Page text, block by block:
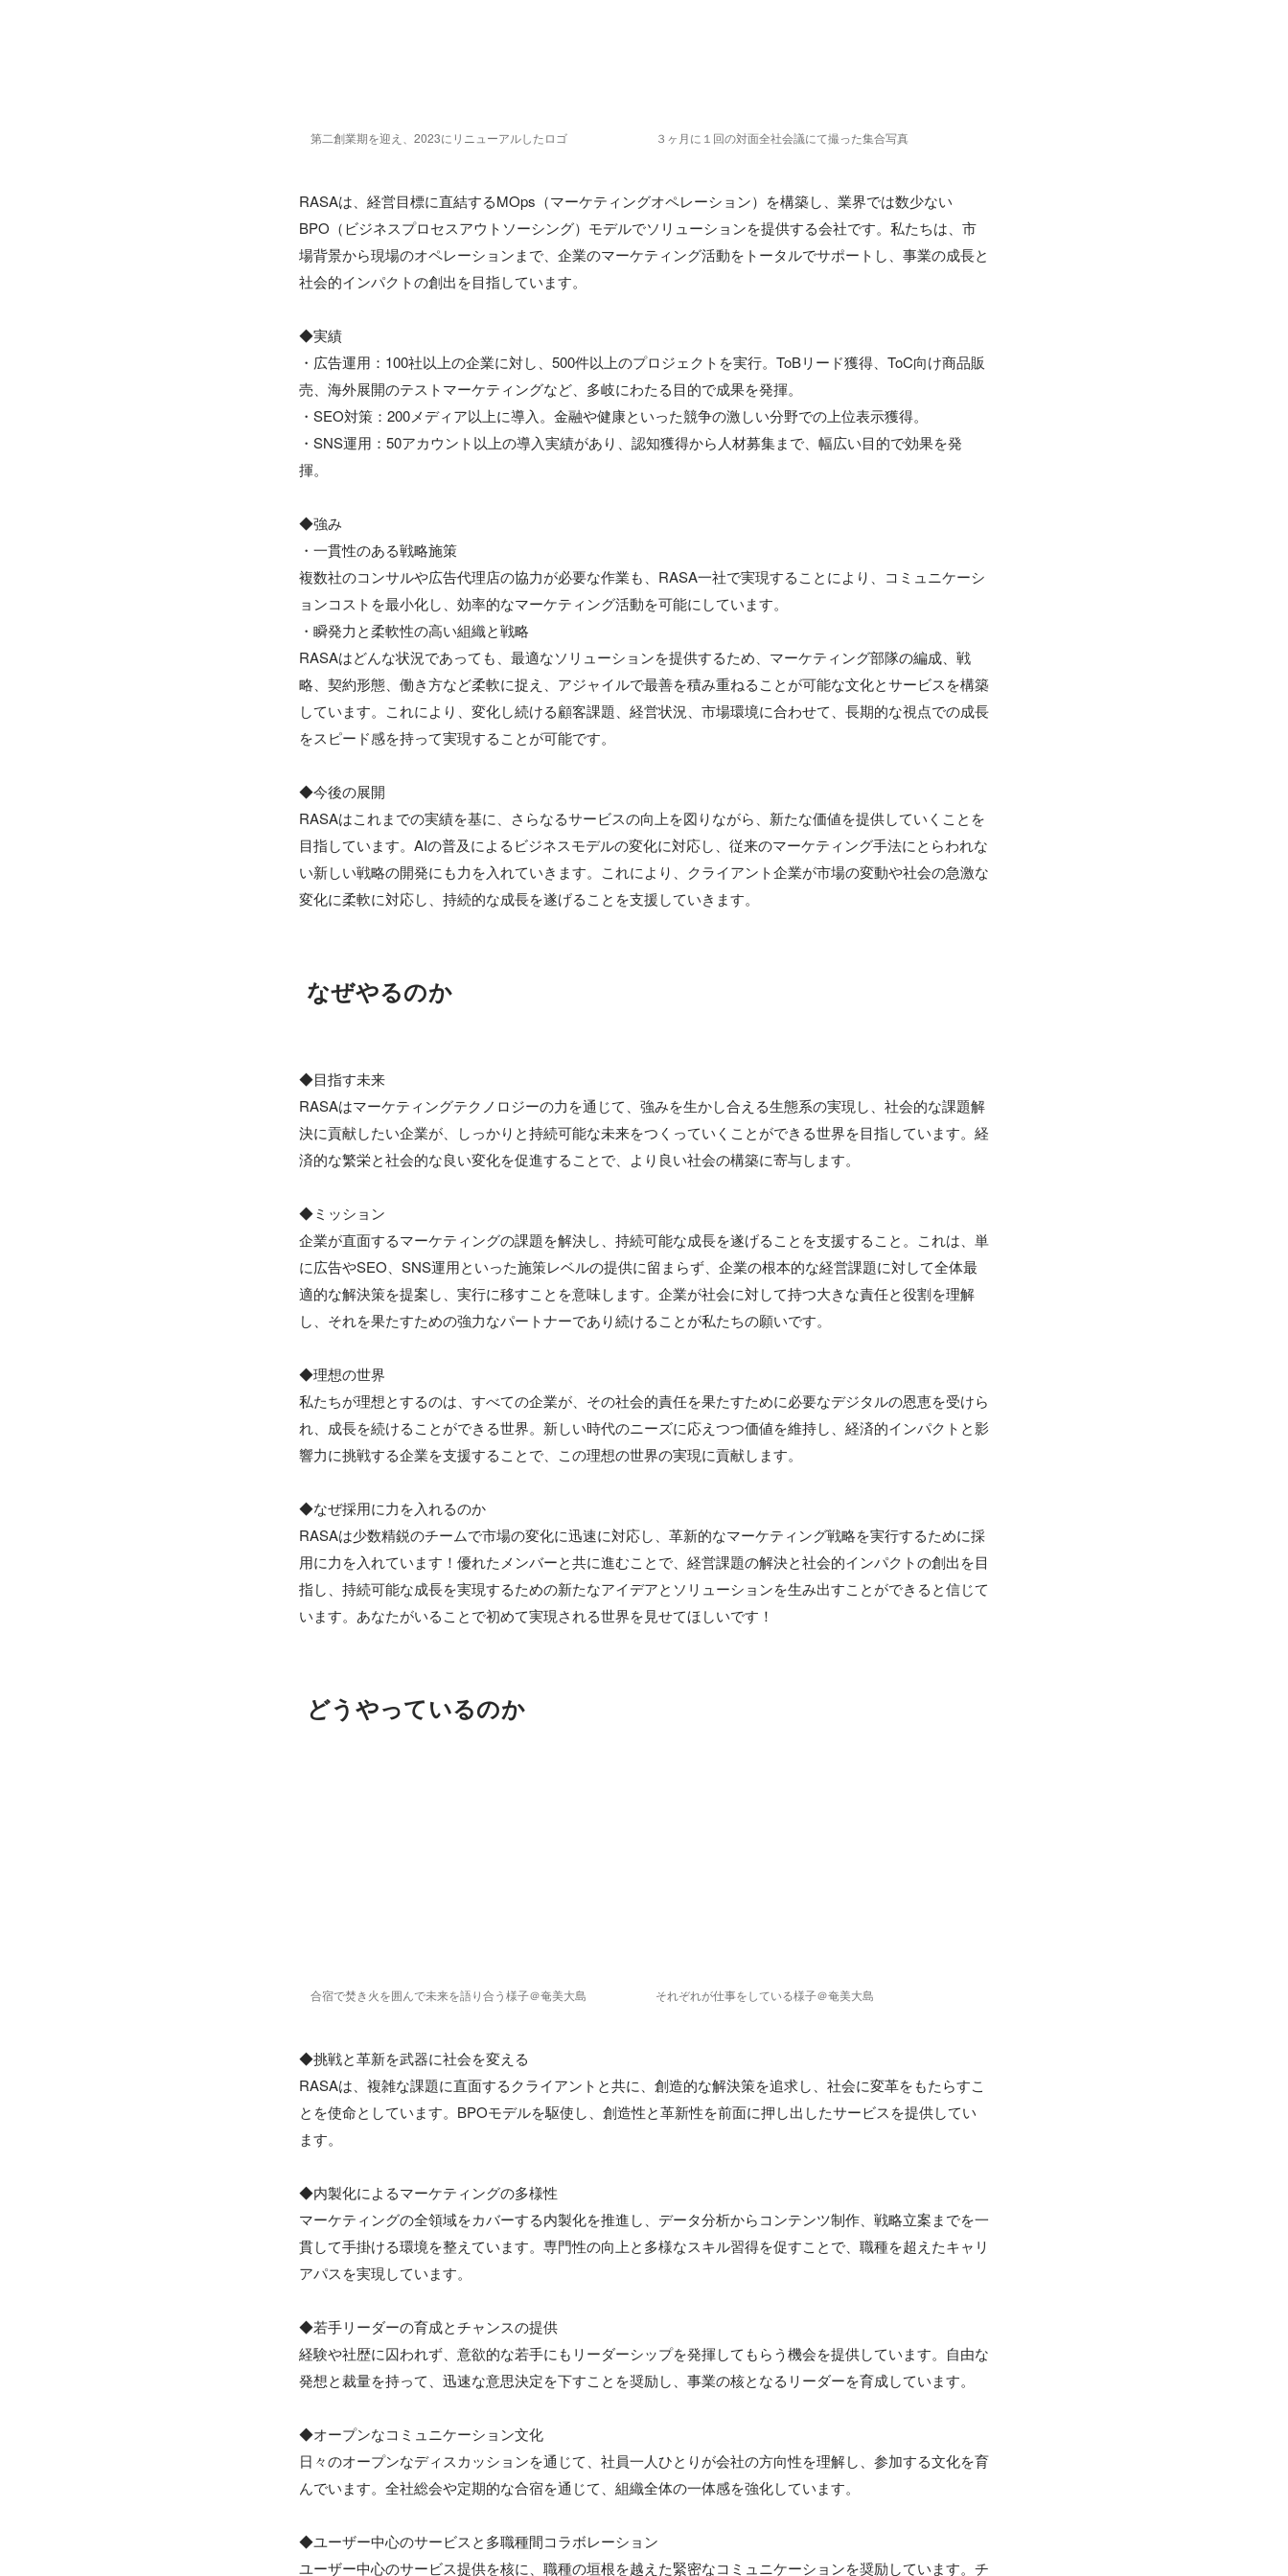
第二創業期を迎え、2023にリニューアルしたロゴ ３ヶ月に１回の対面全社会議にて撮った集合写真
RASAは、経営目標に直結するMOps（マーケティングオペレーション）を構築し、業界では数少ない
BPO（ビジネスプロセスアウトソーシング）モデルでソリューションを提供する会社です。私たちは、市
場背景から現場のオペレーションまで、企業のマーケティング活動をトータルでサポートし、事業の成長と
社会的インパクトの創出を目指しています。
◆実績
・広告運用：100社以上の企業に対し、500件以上のプロジェクトを実行。ToBリード獲得、ToC向け商品販
売、海外展開のテストマーケティングなど、多岐にわたる目的で成果を発揮。
・SEO対策：200メディア以上に導入。金融や健康といった競争の激しい分野での上位表示獲得。
・SNS運用：50アカウント以上の導入実績があり、認知獲得から人材募集まで、幅広い目的で効果を発
揮。
◆強み
・一貫性のある戦略施策
複数社のコンサルや広告代理店の協力が必要な作業も、RASA一社で実現することにより、コミュニケーシ
ョンコストを最小化し、効率的なマーケティング活動を可能にしています。
・瞬発力と柔軟性の高い組織と戦略
RASAはどんな状況であっても、最適なソリューションを提供するため、マーケティング部隊の編成、戦
略、契約形態、働き方など柔軟に捉え、アジャイルで最善を積み重ねることが可能な文化とサービスを構築
しています。これにより、変化し続ける顧客課題、経営状況、市場環境に合わせて、長期的な視点での成長
をスピード感を持って実現することが可能です。
◆今後の展開
RASAはこれまでの実績を基に、さらなるサービスの向上を図りながら、新たな価値を提供していくことを
目指しています。AIの普及によるビジネスモデルの変化に対応し、従来のマーケティング手法にとらわれな
い新しい戦略の開発にも力を入れていきます。これにより、クライアント企業が市場の変動や社会の急激な
なぜやるのか
◆目指す未来
RASAはマーケティングテクノロジーの力を通じて、強みを生かし合える生態系の実現し、社会的な課題解
決に貢献したい企業が、しっかりと持続可能な未来をつくっていくことができる世界を目指しています。経
済的な繁栄と社会的な良い変化を促進することで、より良い社会の構築に寄与します。
◆ミッション
企業が直面するマーケティングの課題を解決し、持続可能な成長を遂げることを支援すること。これは、単
に広告やSEO、SNS運用といった施策レベルの提供に留まらず、企業の根本的な経営課題に対して全体最
適的な解決策を提案し、実行に移すことを意味します。企業が社会に対して持つ大きな責任と役割を理解
し、それを果たすための強力なパートナーであり続けることが私たちの願いです。
◆理想の世界
私たちが理想とするのは、すべての企業が、その社会的責任を果たすために必要なデジタルの恩恵を受けら
れ、成長を続けることができる世界。新しい時代のニーズに応えつつ価値を維持し、経済的インパクトと影
響力に挑戦する企業を支援することで、この理想の世界の実現に貢献します。
◆なぜ採用に力を入れるのか
RASAは少数精鋭のチームで市場の変化に迅速に対応し、革新的なマーケティング戦略を実行するために採
用に力を入れています！優れたメンバーと共に進むことで、経営課題の解決と社会的インパクトの創出を目
指し、持続可能な成長を実現するための新たなアイデアとソリューションを生み出すことができると信じて
どうやっているのか
合宿で焚き火を囲んで未来を語り合う様子＠奄美大島 それぞれが仕事をしている様子＠奄美大島
◆挑戦と革新を武器に社会を変える
RASAは、複雑な課題に直面するクライアントと共に、創造的な解決策を追求し、社会に変革をもたらすこ
とを使命としています。BPOモデルを駆使し、創造性と革新性を前面に押し出したサービスを提供してい
ます。
◆内製化によるマーケティングの多様性
マーケティングの全領域をカバーする内製化を推進し、データ分析からコンテンツ制作、戦略立案までを一
貫して手掛ける環境を整えています。専門性の向上と多様なスキル習得を促すことで、職種を超えたキャリ
アパスを実現しています。
◆若手リーダーの育成とチャンスの提供
経験や社歴に囚われず、意欲的な若手にもリーダーシップを発揮してもらう機会を提供しています。自由な
発想と裁量を持って、迅速な意思決定を下すことを奨励し、事業の核となるリーダーを育成しています。
◆オープンなコミュニケーション文化
日々のオープンなディスカッションを通じて、社員一人ひとりが会社の方向性を理解し、参加する文化を育
んでいます。全社総会や定期的な合宿を通じて、組織全体の一体感を強化しています。
◆ユーザー中心のサービスと多職種間コラボレーション
ユーザー中心のサービス提供を核に、職種の垣根を越えた緊密なコミュニケーションを奨励しています。チ